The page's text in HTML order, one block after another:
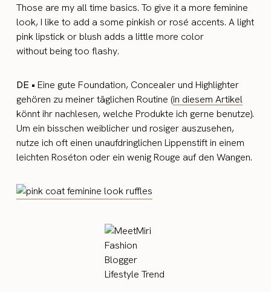
Those are my all time basics. To give it a more feminine
look, I like to add a some pinkish or rosé accents. A light
pink lipstick or blush adds a little more color
without being too flashy.
DE •Eine gute Foundation, Concealer und Highlighter
gehören zu meiner täglichen Routine (in diesem Artikel
könnt ihr nachlesen, welche Produkte ich gerne benutze).
Um ein bisschen weiblicher und rosiger auszusehen,
nutze ich oft einen unaufdringlichen Lippenstift in einem
leichten Roséton oder ein wenig Rouge auf den Wangen.